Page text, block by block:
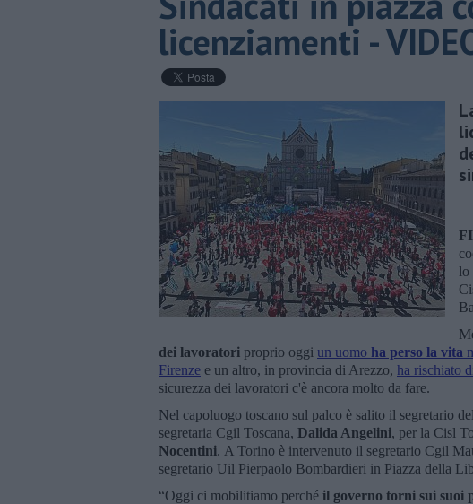
licenziamenti -
lo
dei lavoratori proprio oggi un uomo ha perso la vita
Firenze e un altro, in provincia di Arezzo, ha rischiato
sicurezza dei lavoratori c'è ancora molto da fare.
Nel capoluogo toscano sul palco è salito il segretario
segretaria Cgil Toscana, Dalida Angelini, per la Cisl
Nocentini. A Torino è intervenuto il segretario Cgil
segretario Uil Pierpaolo Bombardieri in Piazza della
“Oggi ci mobilitiamo perché il governo torni sui suoi